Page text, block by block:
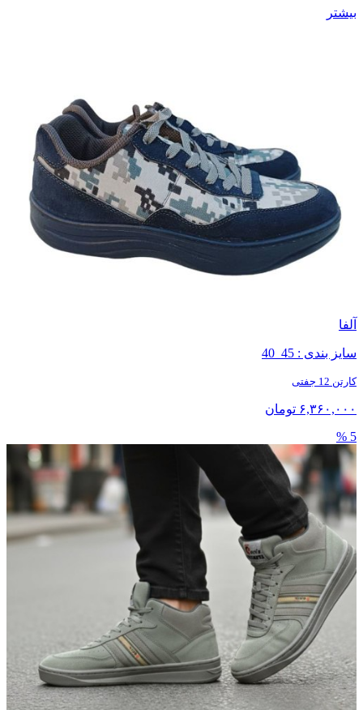
بیشتر
آلفا
سایز بندی : 45_40
کارتن 12 جفتی
۶,۳۶۰,۰۰۰ تومان
5 %